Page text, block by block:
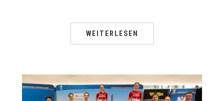
WEITERLESEN